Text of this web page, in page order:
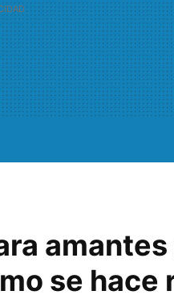
amantes
se hace